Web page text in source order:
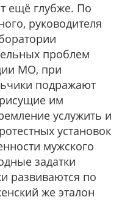
ещё глубже. По
руководителя
проблем
МО, при
подражают
им
услужить и
установок
мужского
задатки
развиваются по
же эталон